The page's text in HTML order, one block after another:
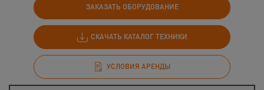
ЗАКАЗАТЬ ОБОРУДОВАНИЕ
СКАЧАТЬ КАТАЛОГ ТЕХНИКИ
УСЛОВИЯ АРЕНДЫ